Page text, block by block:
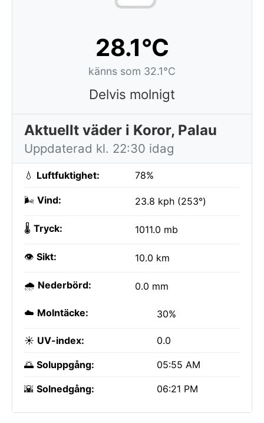
28.1°C
känns som 32.1°C
Delvis molnigt
Aktuellt väder i Koror, Palau
Uppdaterad kl. 22:30 idag
💧 Luftfuktighet: 78%
🌬️ Vind: 23.8 kph (253°)
🌡️ Tryck: 1011.0 mb
👁️ Sikt: 10.0 km
🌧️ Nederbörd: 0.0 mm
☁️ Molntäcke: 30%
☀️ UV-index: 0.0
🌅 Soluppgång: 05:55 AM
🌇 Solnedgång: 06:21 PM